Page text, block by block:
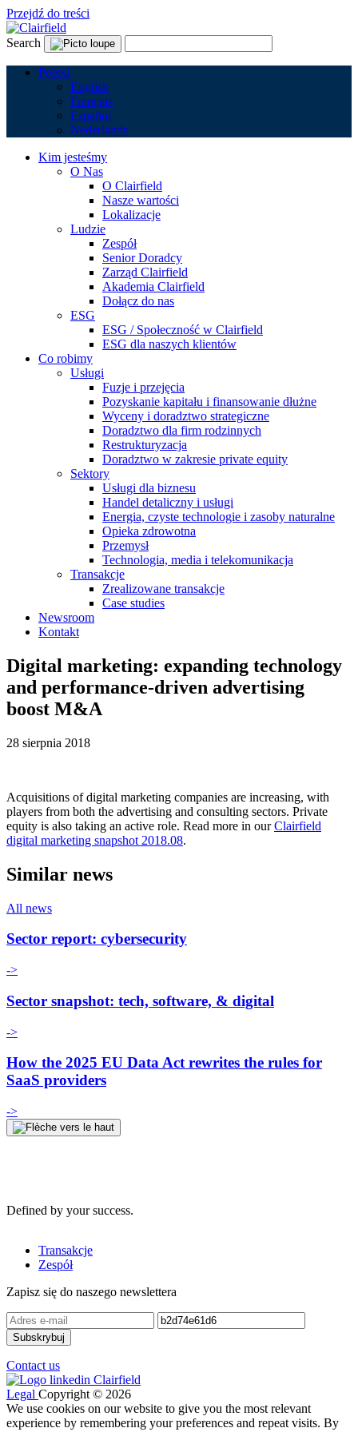
Przejdź do treści
Search
Polski
English
Français
Español
Nederlands
Kim jesteśmy
O Nas
O Clairfield
Nasze wartości
Lokalizacje
Ludzie
Zespół
Senior Doradcy
Zarząd Clairfield
Akademia Clairfield
Dołącz do nas
ESG
ESG / Społeczność w Clairfield
ESG dla naszych klientów
Co robimy
Usługi
Fuzje i przejęcia
Pozyskanie kapitału i finansowanie dłużne
Wyceny i doradztwo strategiczne
Doradztwo dla firm rodzinnych
Restrukturyzacja
Doradztwo w zakresie private equity
Sektory
Usługi dla biznesu
Handel detaliczny i usługi
Energia, czyste technologie i zasoby naturalne
Opieka zdrowotna
Przemysł
Technologia, media i telekomunikacja
Transakcje
Zrealizowane transakcje
Case studies
Newsroom
Kontakt
Digital marketing: expanding technology
and performance-driven advertising
boost M&A
28 sierpnia 2018
Acquisitions of digital marketing companies are increasing, with
players from both the advertising and consulting sectors. Private
equity is also taking an active role. Read more in ourClairfield
digital marketing snapshot 2018.08.
Similar news
All news
Sector report: cybersecurity
->
Sector snapshot: tech, software, & digital
->
How the 2025 EU Data Act rewrites the rules for
SaaS providers
->
Defined by your success.
Transakcje
Zespół
Zapisz się do naszego newslettera
Contact us
Legal Copyright © 2026
We use cookies on our website to give you the most relevant
experience by remembering your preferences and repeat visits. By